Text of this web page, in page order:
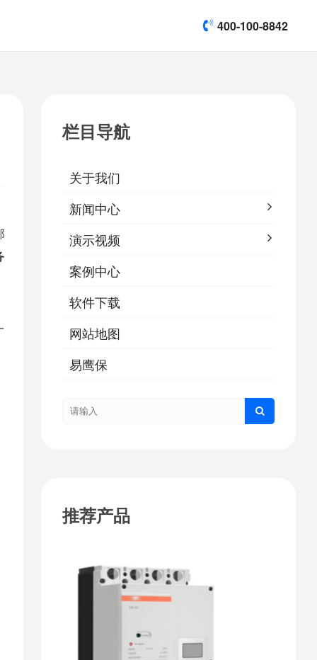
400-100-8842
栏目导航
关于我们
新闻中心
演示视频
案例中心
软件下载
网站地图
易鹰保
推荐产品